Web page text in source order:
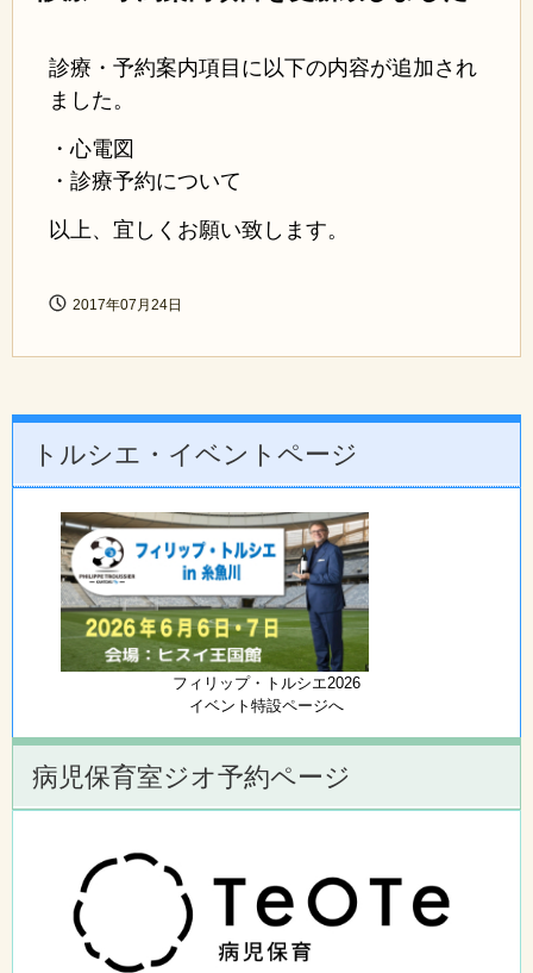
診療・予約案内項目に以下の内容が追加され
ました。
・心電図
・診療予約について
以上、宜しくお願い致します。
2017年07月24日
トルシエ・イベントページ
フィリップ・トルシエ2026
イベント特設ページへ
病児保育室ジオ予約ページ